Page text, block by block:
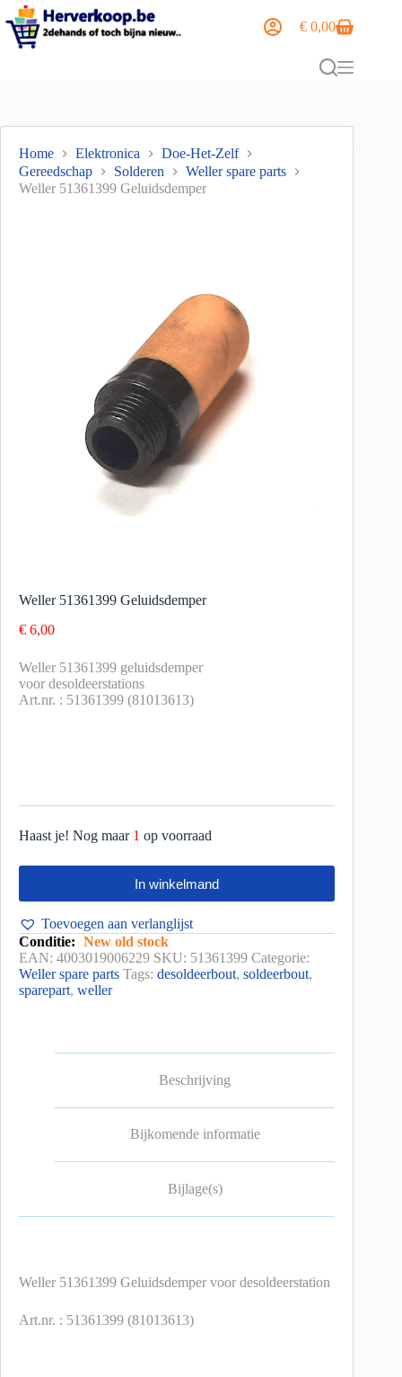
€ 0,00
Home Elektronica
Doe-Het-Zelf
Gereedschap
Solderen
Weller spare parts
Weller 51361399 Geluidsdemper
Weller 51361399 Geluidsdemper
€ 6,00
Weller 51361399 geluidsdemper
voor desoldeerstations
Art.nr. : 51361399 (81013613)
Haast je! Nog maar 1 op voorraad
In winkelmand
Toevoegen aan verlanglijst
Conditie: New old stock
EAN: 4003019006229 SKU: 51361399 Categorie:
Weller spare parts Tags: desoldeerbout, soldeerbout,
sparepart, weller
Beschrijving
Bijkomende informatie
Bijlage(s)
Weller 51361399 Geluidsdemper voor desoldeerstation
Art.nr. : 51361399 (81013613)